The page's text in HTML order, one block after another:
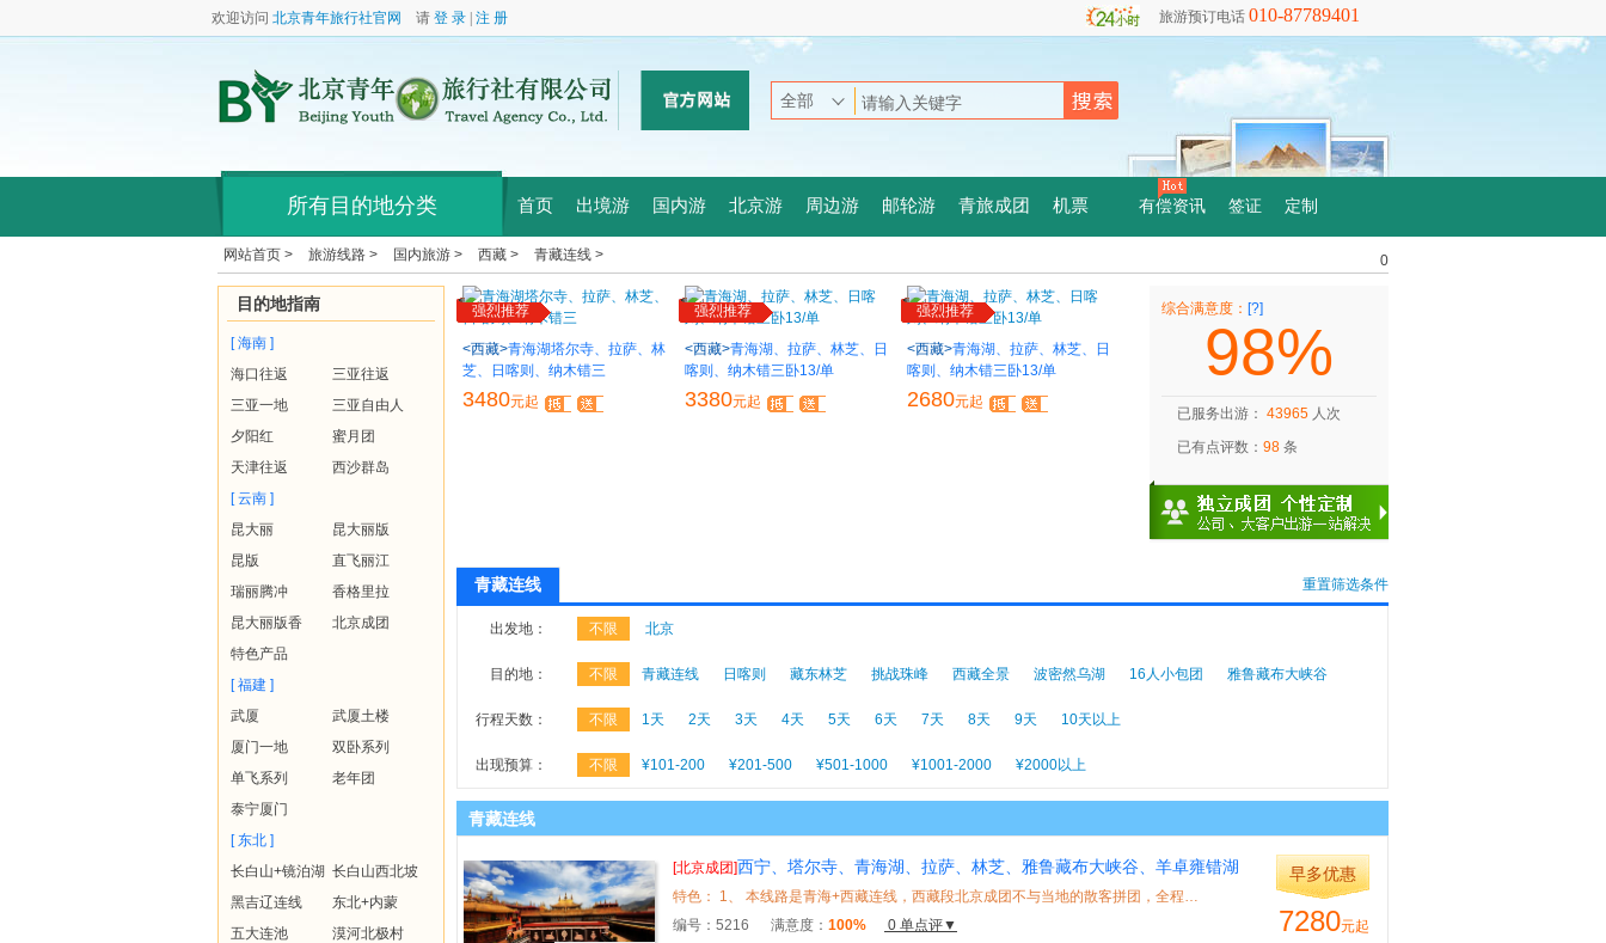
欢迎访问 北京青年旅行社官网 请 登 录 注 册 旅游预订电话 010-87789401
所有目的地分类 首页 出境游 国内游 北京游 周边游 邮轮游 青旅成团 机票 有偿资讯 签证 定制
网站首页 > 旅游线路 > 国内旅游 > 西藏 > 青藏连线 > 0
目的地指南
[ 海南 ]
海口往返
三亚往返
三亚一地
三亚自由人
夕阳红
蜜月团
天津往返
西沙群岛
[ 云南 ]
昆大丽
昆大丽版
昆版
直飞丽江
瑞丽腾冲
香格里拉
昆大丽版香
北京成团
特色产品
[ 福建 ]
武厦
武厦土楼
厦门一地
双卧系列
单飞系列
老年团
泰宁厦门
[ 东北 ]
长白山+镜泊湖 长白山西北坡
黑吉辽连线
东北+内蒙
五大连池
漠河北极村
强烈推荐
<西藏>青海湖塔尔寺、拉萨、林
芝、日喀则、纳木错三
3480元起
强烈推荐
<西藏>青海湖、拉萨、林芝、日
喀则、纳木错三卧13/单
3380元起
强烈推荐
<西藏>青海湖、拉萨、林芝、日
喀则、纳木错三卧13/单
2680元起
综合满意度： [?]
98%
已服务出游： 43965 人次
已有点评数： 98 条
青藏连线 重置筛选条件
出发地： 不限 北京
目的地： 不限 青藏连线 日喀则 藏东林芝 挑战珠峰 西藏全景 波密然乌湖 16人小包团 雅鲁藏布大峡谷
行程天数： 不限 1天 2天 3天 4天 5天 6天 7天 8天 9天 10天以上
出现预算： 不限 ¥101-200 ¥201-500 ¥501-1000 ¥1001-2000 ¥2000以上
青藏连线
[北京成团]西宁、塔尔寺、青海湖、拉萨、林芝、雅鲁藏布大峡谷、羊卓雍错湖
2飞1卧9日
特色： 1、 本线路是青海+西藏连线，西藏段北京成团不与当地的散客拼团，全程一车...
编号： 5216 满意度： 100%
0 单点评▼
早多优惠
7280元起